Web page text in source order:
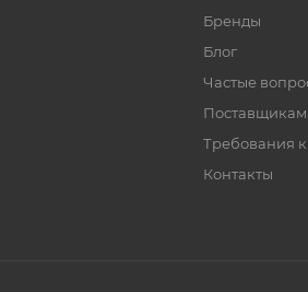
Бренды
Блог
Частые
Поставщикам
Требования
Контакты